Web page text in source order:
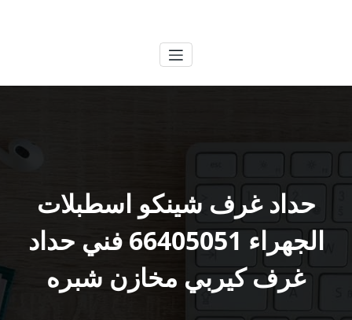
حداد غرف شينكو اسطبلات
الجهراء 66405051 فني حداد
غرف كيربي مخازن شبره